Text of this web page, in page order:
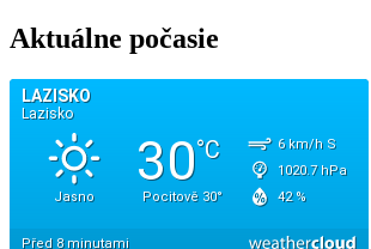
Aktuálne počasie